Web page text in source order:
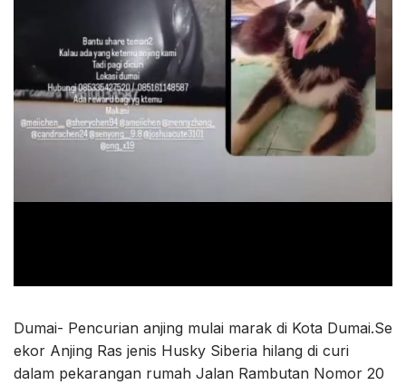
Dumai- Pencurian anjing mulai marak di Kota Dumai.Se
ekor Anjing Ras jenis Husky Siberia hilang di curi
dalam pekarangan rumah Jalan Rambutan Nomor 20